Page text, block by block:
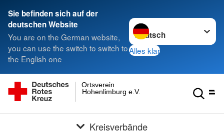
Sie befinden sich auf der
deutschen Website
You are on the German website,
you can use the switch to switch to
the English one
Sprache wechseln zu
Alles klar
Hohenlimburg e.V.
Ortsverein
Kreisverbände